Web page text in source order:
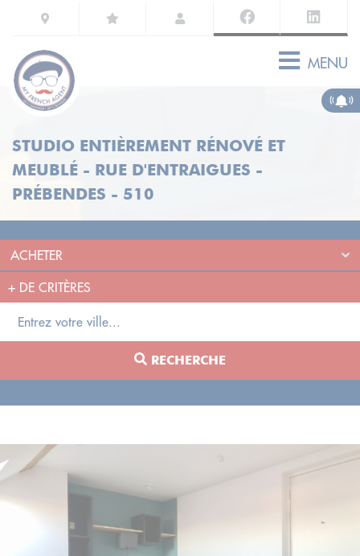
MENU
STUDIO ENTIÈREMENT RÉNOVÉ ET
MEUBLÉ - RUE D'ENTRAIGUES -
PRÉBENDES - 510
+ DE CRITÈRES
RECHERCHE